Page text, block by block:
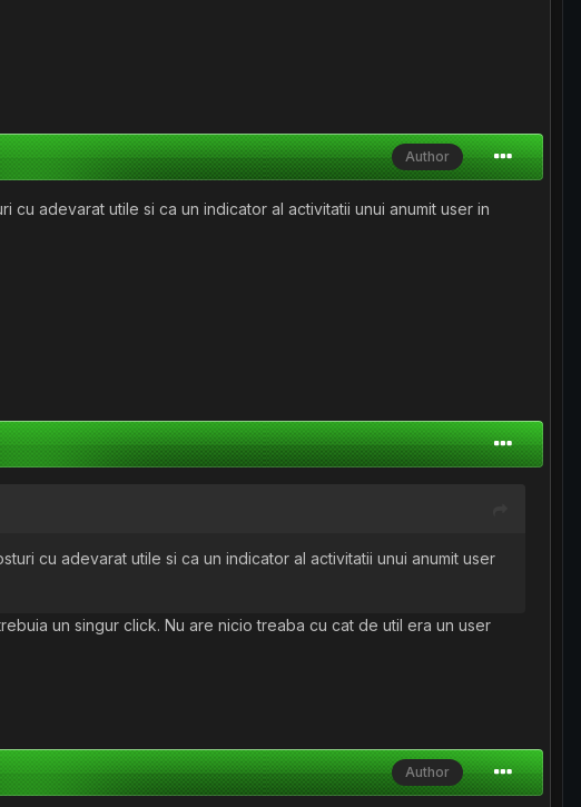
Author
cu adevarat utile si ca un indicator al activitatii unui anumit user in
cu adevarat utile si ca un indicator al activitatii unui anumit user
un singur click. Nu are nicio treaba cu cat de util era un user
Author